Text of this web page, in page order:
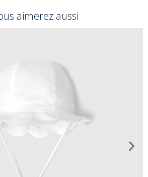
aimerez aussi